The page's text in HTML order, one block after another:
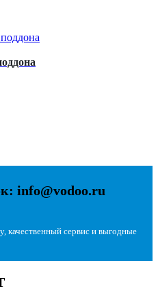
info@vodoo.ru
сервис и выгодные